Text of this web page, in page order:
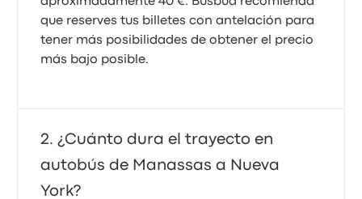
que reserves tus billetes con antelación para
tener más posibilidades de obtener el precio
más bajo posible.
¿Cuánto dura el trayecto en
autobús de Manassas a Nueva
York?